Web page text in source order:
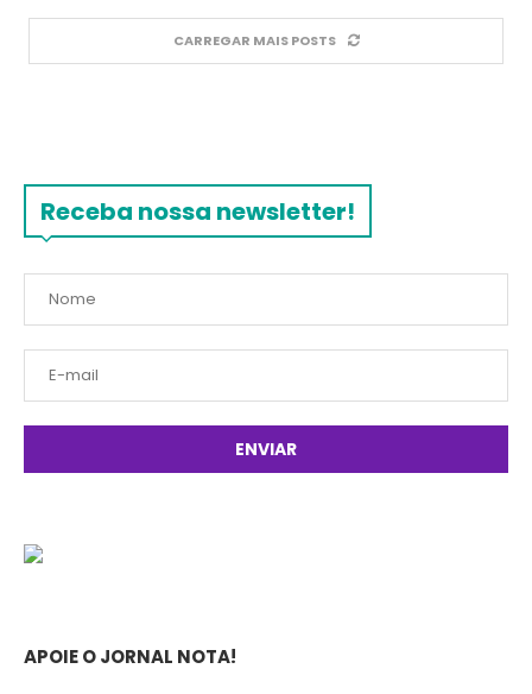
CARREGAR MAIS POSTS
Receba nossa newsletter!
APOIE O JORNAL NOTA!